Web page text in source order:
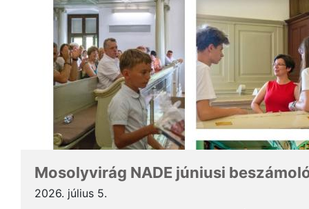
Mosolyvirág NADE júniusi
2026. július 5.